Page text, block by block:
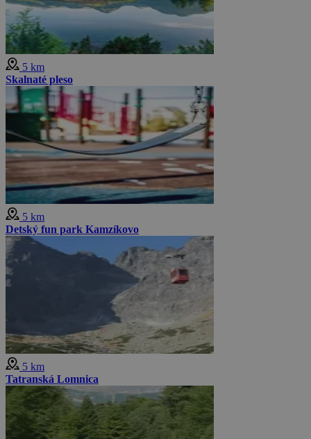
5 km
Skalnaté pleso
5 km
Detský fun park Kamzíkovo
5 km
Tatranská Lomnica